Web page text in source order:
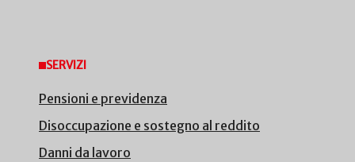
SERVIZI
Pensioni e previdenza
Disoccupazione e sostegno al reddito
Danni da lavoro